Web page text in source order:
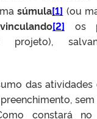
súmula[1] (ou
vinculando[2] os
projeto),
das atividades
constará